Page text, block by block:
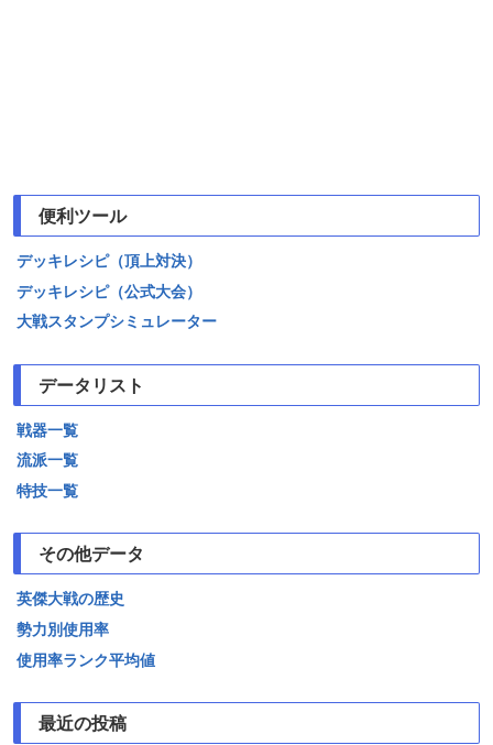
便利ツール
デッキレシピ（頂上対決）
デッキレシピ（公式大会）
大戦スタンプシミュレーター
データリスト
戦器一覧
流派一覧
特技一覧
その他データ
英傑大戦の歴史
勢力別使用率
使用率ランク平均値
最近の投稿